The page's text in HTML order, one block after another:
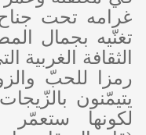
غرامه تحت
تغنّيه بجمال
الثقافة الغربية
رمزا للحبّ
يتيمّنون
لكونها